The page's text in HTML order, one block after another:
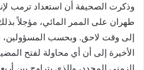
وذكرت الصحيفة أن استعداد ترمب
طهران على الممر المائي، مؤجلاً
إلى وقت لاحق. وبحسب المسؤولين،
الأخيرة إلى أن أي محاولة لفتح